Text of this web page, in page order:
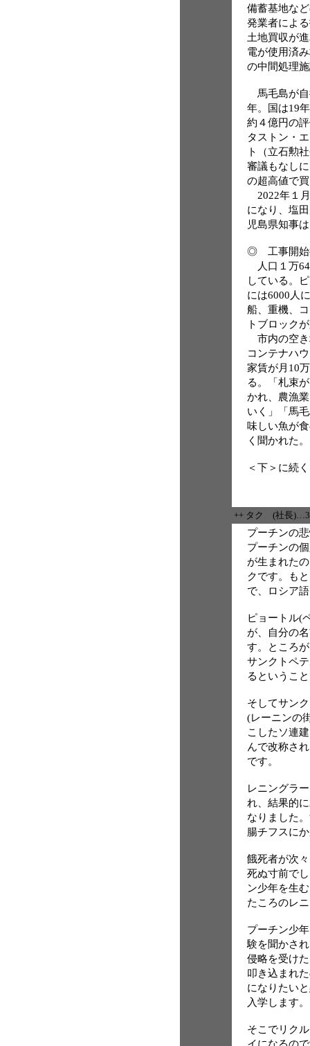
備蓄基地な
発業者によ
土地買収が
電が使用済
の中間処理
馬毛島が自
年。国は19
約４億円の
タストン・
ト（立石勲
審議もなし
の超高値で
2022年１
になり、塩
児島県知事
◎ 工事開始
人口１万
している。
には6000人
船、重機、
トブロック
市内の空き
コンテナハ
家賃が月10
る。「札束
かれ、農漁
いく」「馬
味しい魚が
く聞かれた。
＜下＞に続く
++ タク (社長
プーチンの
プーチンの
が生まれた
クです。も
で、ロシア
ピョートル(
が、自分の
す。ところ
サンクトペ
るというこ
そしてサン
(レーニンの
こしたソ連
んで改称さ
です。
レニングラ
れ、結果的
なりました
腸チフスに
餓死者が次
死ぬ寸前で
ン少年を生
たころのレ
プーチン少
験を聞かさ
侵略を受け
叩き込まれ
になりたい
入学します。
そこでリク
イになるの